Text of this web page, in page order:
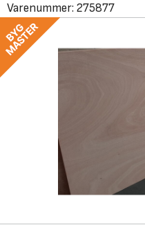
Varenummer: 275877